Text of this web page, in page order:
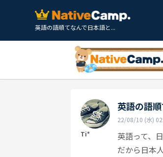
英語の語順てなんで日本語と...
Ti*
英語の語
22/08/10 (水)
英語って、
だから日本